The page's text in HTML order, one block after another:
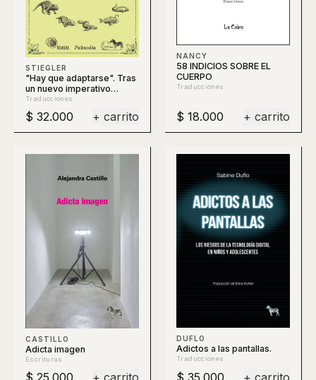
STIEGLER
"Hay que adaptarse". Tras
un nuevo imperativo
político
Traducciones
$ 32.000 + carrito
NANCY
58 INDICIOS SOBRE EL
CUERPO
Traducciones
$ 18.000 + carrito
CASTILLO
Adicta imagen
Escrituras
$ 25.000 + carrito
DUFLO
Adictos a las pantallas.
Traducciones
$ 35.000 + carrito